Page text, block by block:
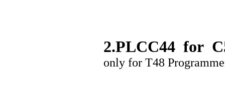
2.PLCC44 for
only for T48